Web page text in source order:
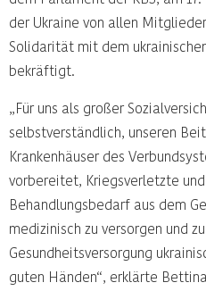
der Ukraine von allen
Solidarität mit dem
bekräftigt.
„Für uns als großer
selbstverständlich, unseren
Krankenhäuser des
vorbereitet, Kriegsverletzte
Behandlungsbedarf aus dem
medizinisch zu versorgen und
Gesundheitsversorgung
guten Händen“, erklärte